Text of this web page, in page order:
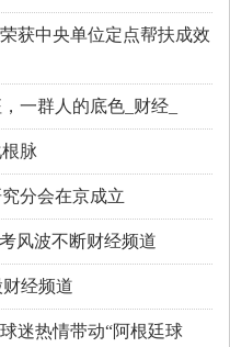
获中央单位定点帮扶成效
一群人的底色_财经_
脉
分会在京成立
风波不断财经频道
经频道
迷热情带动“阿根廷球